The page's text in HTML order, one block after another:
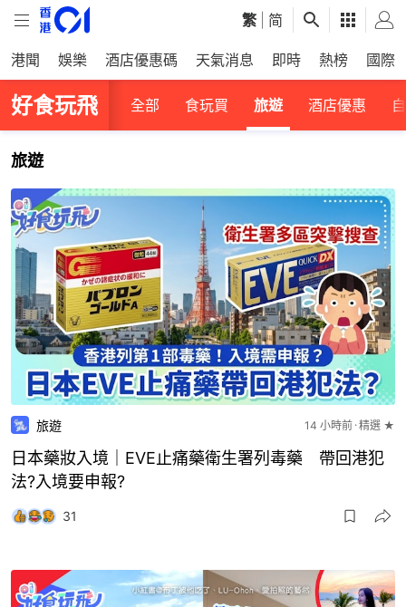
繁 简
港聞 娛樂 酒店優惠碼 天氣消息 即時 熱榜 國際
好食玩飛 全部 食玩買 旅遊 酒店優惠
旅遊
旅遊 14 小時前 精選 ★
日本藥妝入境｜EVE止痛藥衛生署列毒藥 帶回港犯
法?入境要申報?
31